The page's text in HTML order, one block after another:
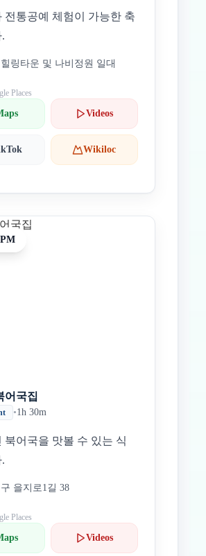
전통공예 체험이 가능한 축
링타운 및 나비정원 일대
Places
Videos
Wikiloc
어국집
•1h 30m
북어국을 맛볼 수 있는 식
을지로1길 38
Places
Videos